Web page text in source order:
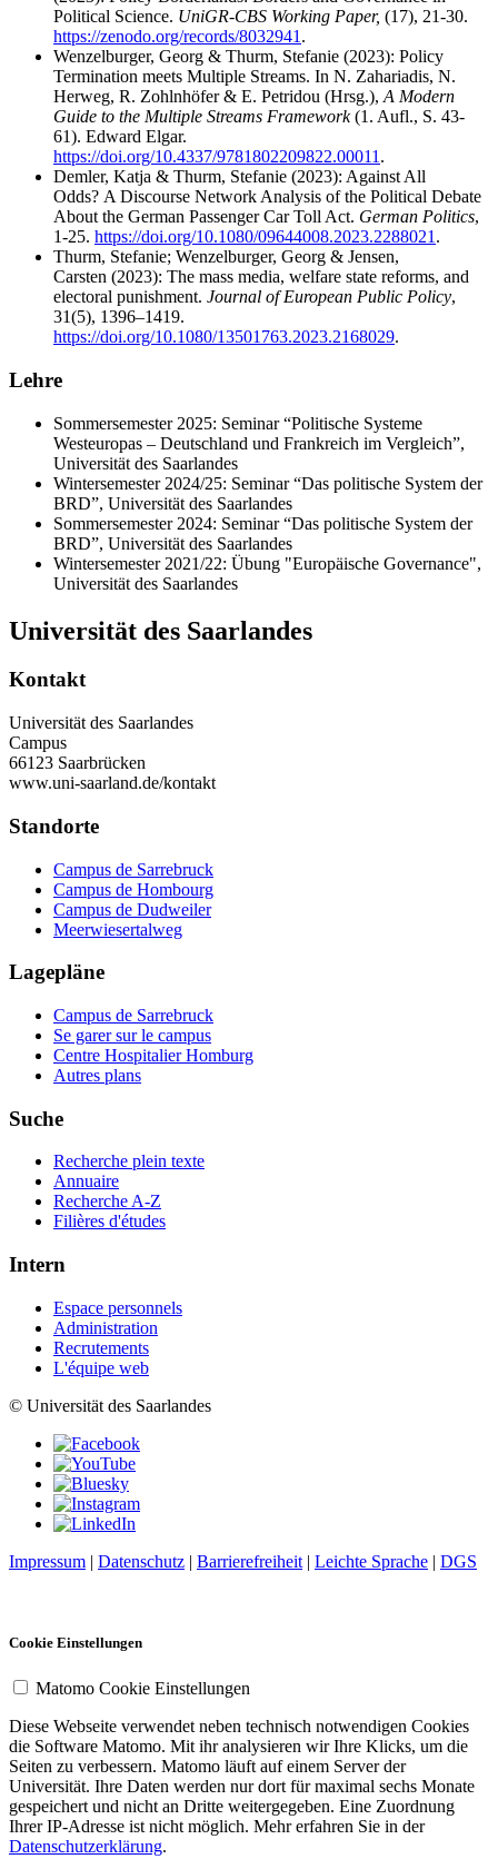
Political Science. UniGR-CBS Working Paper, (17), 21-30.
https://zenodo.org/records/8032941 .
Wenzelburger, Georg & Thurm, Stefanie (2023): Policy
Termination meets Multiple Streams. In N. Zahariadis, N.
Herweg, R. Zohlnhöfer & E. Petridou (Hrsg.), A Modern
Guide to the Multiple Streams Framework(1. Aufl., S. 43-
61). Edward Elgar.
https://doi.org/10.4337/9781802209822.00011 .
Demler, Katja & Thurm, Stefanie (2023): Against All
Odds? A Discourse Network Analysis of the Political Debate
About the German Passenger Car Toll Act. German Politics,
1-25. https://doi.org/10.1080/09644008.2023.2288021 .
Thurm, Stefanie; Wenzelburger, Georg & Jensen,
Carsten (2023): The mass media, welfare state reforms, and
electoral punishment. Journal of European Public Policy,
31(5), 1396–1419.
https://doi.org/10.1080/13501763.2023.2168029.
Lehre
Sommersemester 2025: Seminar “Politische Systeme
Westeuropas – Deutschland und Frankreich im Vergleich”,
Universität des Saarlandes
Wintersemester 2024/25: Seminar “Das politische System der
BRD”, Universität des Saarlandes
Sommersemester 2024: Seminar “Das politische System der
BRD”, Universität des Saarlandes
Wintersemester 2021/22: Übung "Europäische Governance",
Universität des Saarlandes
Universität des Saarlandes
Kontakt
Universität des Saarlandes
Campus
66123 Saarbrücken
www.uni-saarland.de/kontakt
Standorte
Campus de Sarrebruck
Campus de Hombourg
Campus de Dudweiler
Meerwiesertalweg
Lagepläne
Campus de Sarrebruck
Se garer sur le campus
Centre Hospitalier Homburg
Autres plans
Suche
Recherche plein texte
Annuaire
Recherche A-Z
Filières d'études
Intern
Espace personnels
Administration
Recrutements
L'équipe web
© Universität des Saarlandes
Impressum | Datenschutz | Barrierefreiheit | Leichte Sprache | DGS
Cookie Einstellungen
Matomo Cookie Einstellungen
Diese Webseite verwendet neben technisch notwendigen Cookies
die Software Matomo. Mit ihr analysieren wir Ihre Klicks, um die
Seiten zu verbessern. Matomo läuft auf einem Server der
Universität. Ihre Daten werden nur dort für maximal sechs Monate
gespeichert und nicht an Dritte weitergegeben. Eine Zuordnung
Ihrer IP-Adresse ist nicht möglich. Mehr erfahren Sie in der
Datenschutzerklärung.